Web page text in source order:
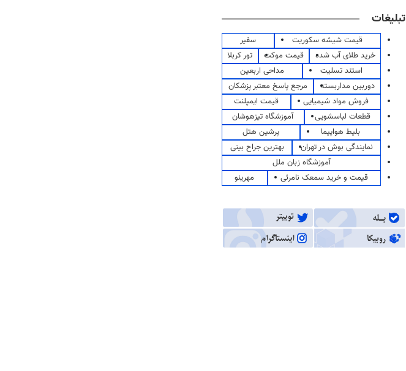
تبلیغات
قیمت شیشه سکوریت
سفیر
خرید طلای آب شده
قیمت موکت
تور کربلا
استند تسلیت
مداحی اربعین
دوربین مداربسته
مرجع پاسخ معتبر پزشکان
فروش مواد شیمیایی
قیمت ایمپلنت
قطعات لباسشویی
آموزشگاه تیزهوشان
بلیط هواپیما
پرشین هتل
نمایندگی بوش در تهران
بهترین جراح بینی
آموزشگاه زبان ملل
قیمت و خرید سمعک نامرئی
مهرینو